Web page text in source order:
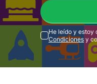
He leído y estoy
Condiciones y